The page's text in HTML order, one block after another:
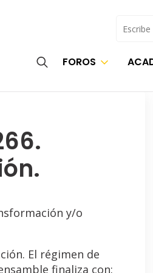
Buscar
for:
FOROS
y/o
El régimen de
finaliza con: